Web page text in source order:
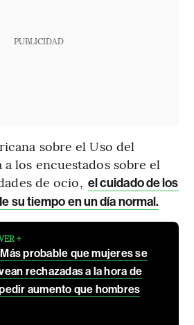
PUBLICIDAD
sobre el Uso del
los encuestados sobre el
de ocio, el cuidado de los
su tiempo en un día normal.
+
Más probable que mujeres se
rechazadas a la hora de
aumento que hombres